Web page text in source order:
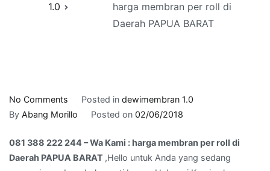
1.0
harga membran per roll di
Daerah PAPUA BARAT
No Comments
081
222
244
Posted in dewimembran 1.0
By Abang Morillo Posted on 02/06/2018
081 388 222 244 – Wa Kami : harga membran per roll di
Daerah PAPUA BARAT ,Hello untuk Anda yang sedang